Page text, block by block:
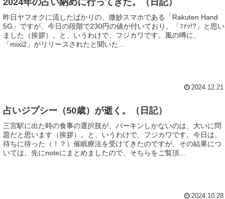
昨日ヤフオクに流したばかりの、微妙スマホである「Rakuten Hand
5G」ですが、今日の段階で230円の値が付いており、「ﾌｧｯ!?」と思い
ました（挨拶）。と、いうわけで、フジカワです。風の噂に、
「mixi2」がリリースされたと聞いた...
2024.12.21
占いジプシー（50歳）が逝く。（日記）
三宮駅に出た時の食事の選択肢が、バーキンしかないのは、大いに問
題だと思います（挨拶）。と、いうわけで、フジカワです。今日は、
待ちに待った（！？）催眠療法を受けてきたのですが、その結果につ
いては、先にnoteにまとめましたので、そちらをご覧頂...
2024.10.28